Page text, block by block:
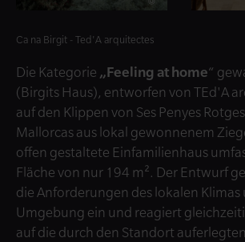
Ca na Birgit - Ted'A arquitectes
Die Kategorie „Feeling at home“
(Birgits Haus), entworfen von TEd'A
auf den Klippen von Ses Penyes
Mallorcas aus lokal gewonnenem
offen gestaltete Einfamilienhaus
Fläche von nur 194 m². Der Entwurf
die Anforderungen des lokalen Klimas
Umgebung ein und reagiert
auf die durch den Standort auferlegten